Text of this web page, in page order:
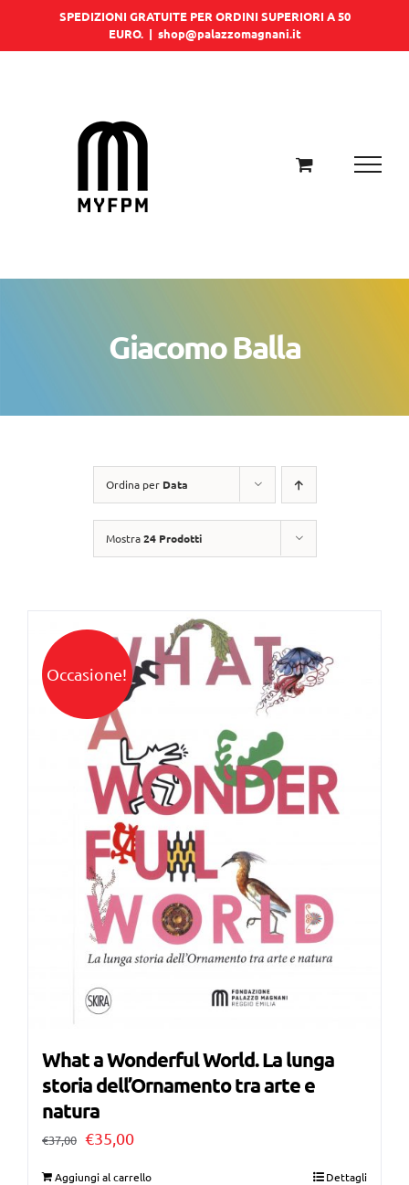
SPEDIZIONI GRATUITE PER ORDINI SUPERIORI A 50
EURO. | shop@palazzomagnani.it
Giacomo Balla
Ordina per Data
Mostra24 Prodotti
Occasione!
What a Wonderful World. La lunga
storia dell’Ornamento tra arte e
natura
€37,00 Il
€35,00Il
Aggiungi al carrello Dettagli